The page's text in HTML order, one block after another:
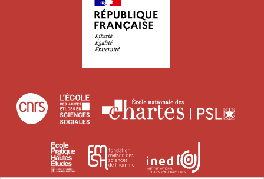
Centre
national
de
la
recherche
École
des
études
en
École
pratique
Fondation
maison
national